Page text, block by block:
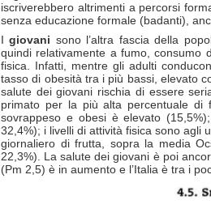
iscriverebbero altrimenti a percorsi
senza educazione formale (badanti),
Igiovani sono l’altra fascia della
quindi relativamente a fumo, consumo
fisica. Infatti, mentre gli adulti
tasso di obesità tra i più bassi, elevato
salute dei giovani rischia di essere
primato per la più alta percentuale di
sovrappeso e obesi è elevato
32,4%); i livelli di attività fisica sono agli
giornaliero di frutta, sopra la media
22,3%). La salute dei giovani è poi
(Pm 2,5) è in aumento e l’Italia è tra i